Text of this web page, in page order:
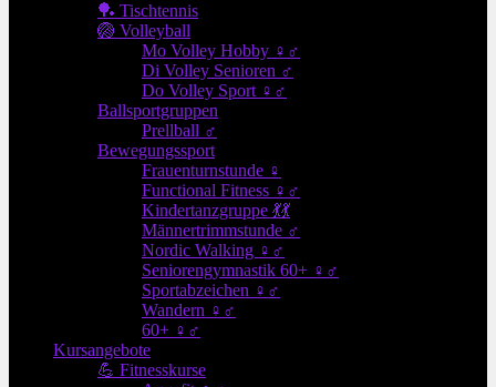
🏓 Tischtennis
🏐 Volleyball
Mo Volley Hobby ♀♂
Di Volley Senioren ♂
Do Volley Sport ♀♂
Ballsportgruppen
Prellball ♂
Bewegungssport
Frauenturnstunde ♀
Functional Fitness ♀♂
Kindertanzgruppe 💃💃
Männertrimmstunde ♂
Nordic Walking ♀♂
Seniorengymnastik 60+ ♀♂
Sportabzeichen ♀♂
Wandern ♀♂
60+ ♀♂
Kursangebote
💪 Fitnesskurse